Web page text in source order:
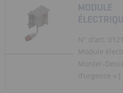
MODULE
N° d'art.
Module
Monter-
d’urgence »